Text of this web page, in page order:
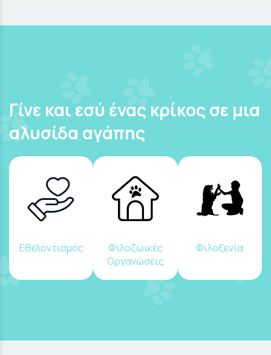
Γίνε και εσύ ένας κρίκος σε μια
αλυσίδα αγάπης
Εθελοντισμός
Φιλοζωικές
Οργανώσεις
Φιλοξενία